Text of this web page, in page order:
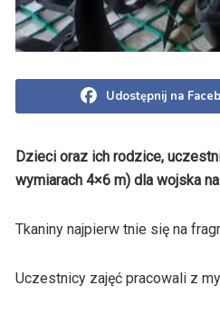
Udostępnij na
Dzieci oraz ich rodzice,
wymiarach 4×6 m) dla wojska
Tkaniny najpierw tnie się na
Uczestnicy zajęć pracowali z